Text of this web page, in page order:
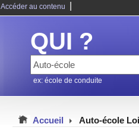
Accéder au contenu
QUI ?
ex: école de conduite
Accueil Auto-école